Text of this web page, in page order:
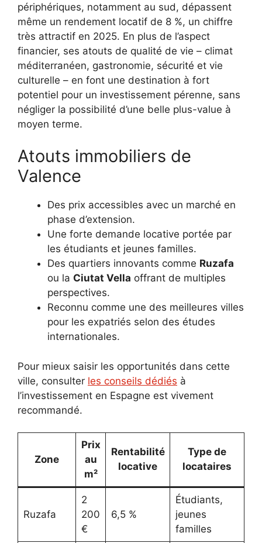
périphériques, notamment au sud, dépassent
même un rendement locatif de 8 %, un chiffre
très attractif en 2025. En plus de l’aspect
financier, ses atouts de qualité de vie – climat
méditerranéen, gastronomie, sécurité et vie
culturelle – en font une destination à fort
potentiel pour un investissement pérenne, sans
négliger la possibilité d’une belle plus-value à
moyen terme.
Atouts immobiliers de
Valence
Des prix accessibles avec un marché en
phase d’extension.
Une forte demande locative portée par
les étudiants et jeunes familles.
Des quartiers innovants comme Ruzafa
ou la Ciutat Vella offrant de multiples
perspectives.
Reconnu comme une des meilleures villes
pour les expatriés selon des études
internationales.
Pour mieux saisir les opportunités dans cette
ville, consulter les conseils dédiés à
l’investissement en Espagne est vivement
recommandé.
Zone
Prix
au
m²
Rentabilité
locative
Type de
locataires
Ruzafa
2
200
€
6,5 %
Étudiants,
jeunes
familles